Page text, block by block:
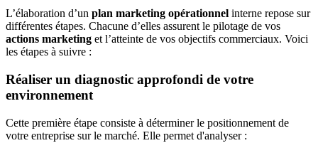
L’élaboration d’un plan marketing opérationnel interne repose sur
différentes étapes. Chacune d’elles assurent le pilotage de vos
actions marketing et l’atteinte de vos objectifs commerciaux. Voici
les étapes à suivre :
Réaliser un diagnostic approfondi de votre
environnement
Cette première étape consiste à déterminer le positionnement de
votre entreprise sur le marché. Elle permet d'analyser :